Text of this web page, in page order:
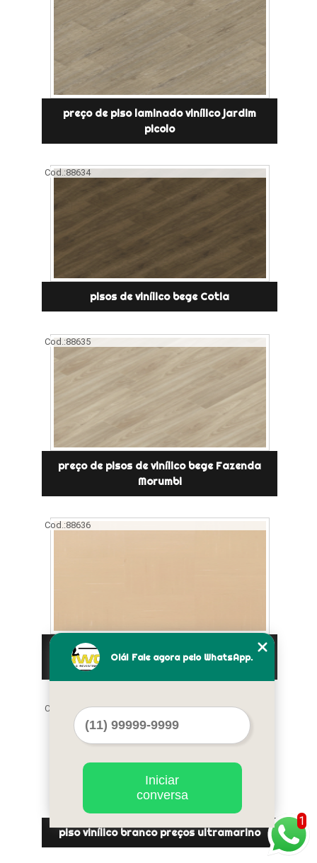
preço de piso laminado vinílico jardim
picolo
Cod.:88634
pisos de vinílico bege Cotia
Cod.:88635
preço de pisos de vinílico bege Fazenda
Morumbi
Cod.:88636
piso vinílico amadeirado claro valores Vila
Buarque
Cod.: 88637
piso vinílico branco preços ultramarino
1
Olá! Fale agora pelo WhatsApp.
Iniciar
conversa